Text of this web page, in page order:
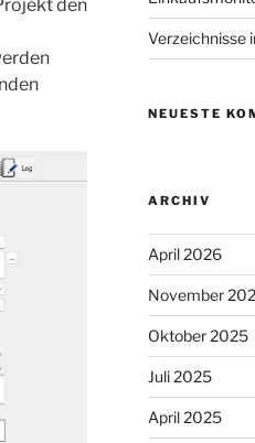
den
Verzeichnisse
NEUESTE
ARCHIV
April 2026
November
Oktober 2025
Juli 2025
April 2025